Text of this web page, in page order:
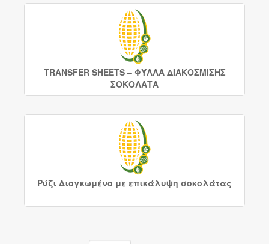
TRANSFER SHEETS – ΦΎΛΛΑ ΔΙΑΚΟΣΜΙΣΗΣ
ΣΟΚΟΛΑΤΑ
Ρύζι Διογκωμένο με επικάλυψη σοκολάτας